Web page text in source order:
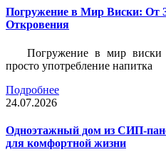
Погружение в Мир Виски: От
Откровения
Погружение в мир
просто употребление напитка
Подробнее
24.07.2026
Одноэтажный дом из СИП-
для комфортной жизни